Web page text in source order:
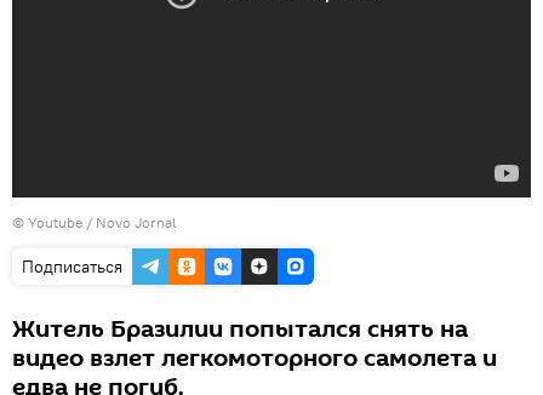
© Youtube / Novo Jornal
Подписаться
Житель Бразилии попытался снять на
видео взлет легкомоторного самолета и
едва не погиб.